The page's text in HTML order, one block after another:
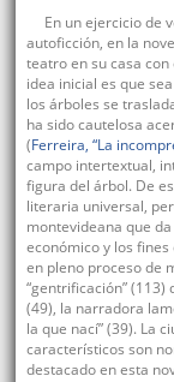
En un ejercicio de
autoficción, en la
teatro en su casa
idea inicial es que sea
los árboles se
ha sido cautelosa
(Ferreira, “La
campo intertextual,
figura del árbol. De
literaria universal,
montevideana que
económico y los
en pleno proceso de
“gentrificación” (113)
(49), la narradora
la que nací” (39). La
característicos son
destacado en esta